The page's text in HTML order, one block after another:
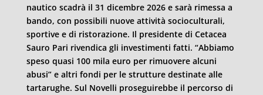
nautico scadrà il 31 dicembre 2026 e sarà rimessa a
bando, con possibili nuove attività socioculturali,
sportive e di ristorazione. Il presidente di Cetacea
Sauro Pari rivendica gli investimenti fatti. “Abbiamo
speso quasi 100 mila euro per rimuovere alcuni
abusi” e altri fondi per le strutture destinate alle
tartarughe. Sul Novelli proseguirebbe il percorso di